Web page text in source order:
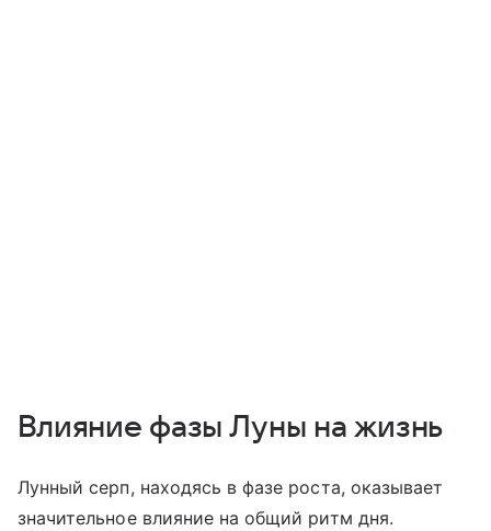
Влияние фазы Луны на жизнь
Лунный серп, находясь в фазе роста, оказывает
значительное влияние на общий ритм дня.